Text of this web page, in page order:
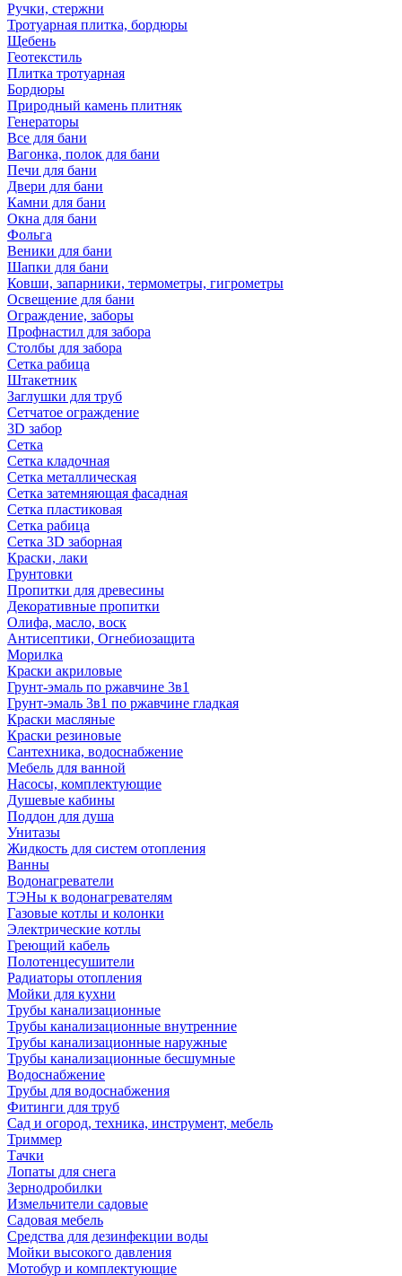
Ручки, стержни
Тротуарная плитка, бордюры
Щебень
Геотекстиль
Плитка тротуарная
Бордюры
Природный камень плитняк
Генераторы
Все для бани
Вагонка, полок для бани
Печи для бани
Двери для бани
Камни для бани
Окна для бани
Фольга
Веники для бани
Шапки для бани
Ковши, запарники, термометры, гигрометры
Освещение для бани
Ограждение, заборы
Профнастил для забора
Столбы для забора
Сетка рабица
Штакетник
Заглушки для труб
Сетчатое ограждение
3D забор
Сетка
Сетка кладочная
Сетка металлическая
Сетка затемняющая фасадная
Сетка пластиковая
Сетка рабица
Сетка 3D заборная
Краски, лаки
Грунтовки
Пропитки для древесины
Декоративные пропитки
Олифа, масло, воск
Антисептики, Огнебиозащита
Морилка
Краски акриловые
Грунт-эмаль по ржавчине 3в1
Грунт-эмаль 3в1 по ржавчине гладкая
Краски масляные
Краски резиновые
Сантехника, водоснабжение
Мебель для ванной
Насосы, комплектующие
Душевые кабины
Поддон для душа
Унитазы
Жидкость для систем отопления
Ванны
Водонагреватели
ТЭНы к водонагревателям
Газовые котлы и колонки
Электрические котлы
Греющий кабель
Полотенцесушители
Радиаторы отопления
Мойки для кухни
Трубы канализационные
Трубы канализационные внутренние
Трубы канализационные наружные
Трубы канализационные бесшумные
Водоснабжение
Трубы для водоснабжения
Фитинги для труб
Сад и огород, техника, инструмент, мебель
Триммер
Тачки
Лопаты для снега
Зернодробилки
Измельчители садовые
Садовая мебель
Средства для дезинфекции воды
Мойки высокого давления
Мотобур и комплектующие